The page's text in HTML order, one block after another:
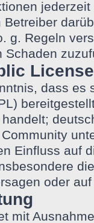
Betreiber
g. Regeln
Schaden
License
dass es
Einfluss auf
oder
mit